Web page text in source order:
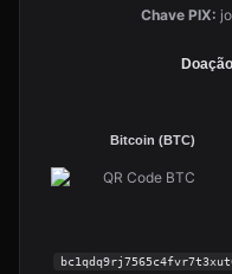
Chave PIX:
Bitcoin (BTC)